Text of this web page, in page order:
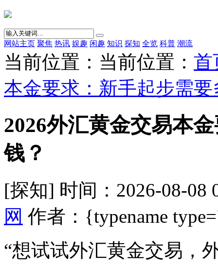
网站主页 聚焦 热讯 娱趣 闲趣 知识 探知 全览 科普 潮流
当前位置：当前位置： 首
本金要求：新手起步需
2026外汇黄金交易本
钱？
[探知] 时间：2026-08-08
网 作者：{typename
“想试试外汇黄金交易，